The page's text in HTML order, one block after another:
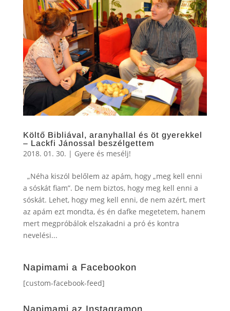
Költő Bibliával, aranyhallal és öt gyerekkel
– Lackfi Jánossal beszélgettem
2018. 01. 30. | Gyere és mesélj!
„Néha kiszól belőlem az apám, hogy „meg kell enni
a sóskát fiam”. De nem biztos, hogy meg kell enni a
sóskát. Lehet, hogy meg kell enni, de nem azért, mert
az apám ezt mondta, és én dafke megetetem, hanem
mert megpróbálok elszakadni a pró és kontra
nevelési...
Napimami a Facebookon
[custom-facebook-feed]